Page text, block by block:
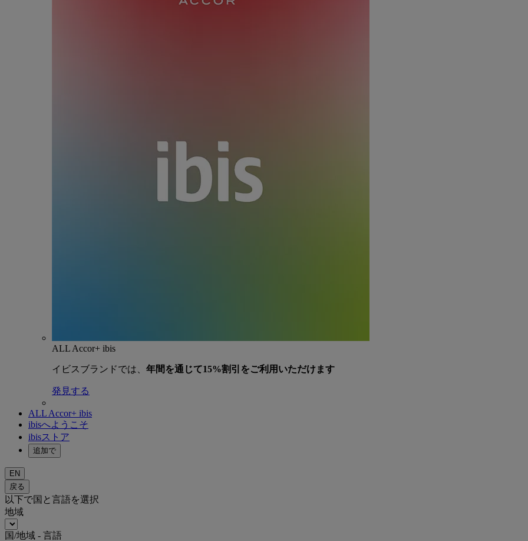
ALL Accor+ ibis
イビスブランドでは、 年間を通じて15%割引をご利用いただけます
発見する
ALL Accor+ ibis
ibisへようこそ
ibisストア
追加で
EN
戻る
以下で国と言語を選択
地域
国/地域 - 言語